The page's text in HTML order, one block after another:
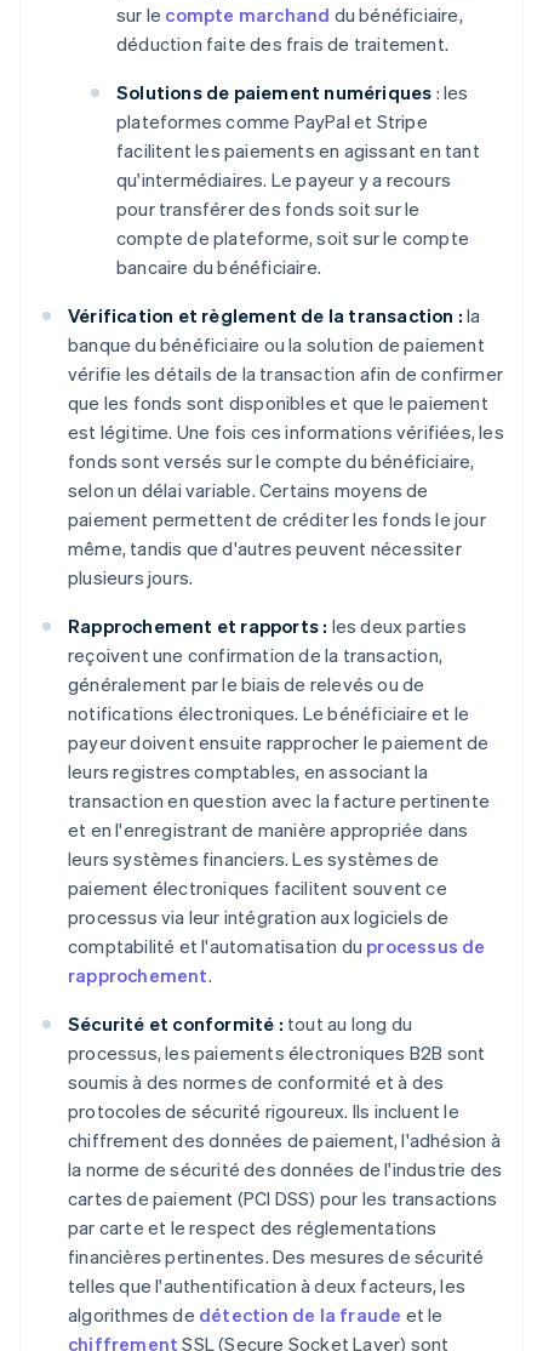
sur le compte marchand du bénéficiaire,
déduction faite des frais de traitement.
Solutions de paiement numériques : les
plateformes comme PayPal et Stripe
facilitent les paiements en agissant en tant
qu'intermédiaires. Le payeur y a recours
pour transférer des fonds soit sur le
compte de plateforme, soit sur le compte
bancaire du bénéficiaire.
Vérification et règlement de la transaction : la
banque du bénéficiaire ou la solution de paiement
vérifie les détails de la transaction afin de confirmer
que les fonds sont disponibles et que le paiement
est légitime. Une fois ces informations vérifiées, les
fonds sont versés sur le compte du bénéficiaire,
selon un délai variable. Certains moyens de
paiement permettent de créditer les fonds le jour
même, tandis que d'autres peuvent nécessiter
plusieurs jours.
Rapprochement et rapports : les deux parties
reçoivent une confirmation de la transaction,
généralement par le biais de relevés ou de
notifications électroniques. Le bénéficiaire et le
payeur doivent ensuite rapprocher le paiement de
leurs registres comptables, en associant la
transaction en question avec la facture pertinente
et en l'enregistrant de manière appropriée dans
leurs systèmes financiers. Les systèmes de
paiement électroniques facilitent souvent ce
processus via leur intégration aux logiciels de
comptabilité et l'automatisation du processus de
rapprochement.
Sécurité et conformité : tout au long du
processus, les paiements électroniques B2B sont
soumis à des normes de conformité et à des
protocoles de sécurité rigoureux. Ils incluent le
chiffrement des données de paiement, l'adhésion à
la norme de sécurité des données de l'industrie des
cartes de paiement (PCI DSS) pour les transactions
par carte et le respect des réglementations
financières pertinentes. Des mesures de sécurité
telles que l'authentification à deux facteurs, les
algorithmes de détection de la fraude et le
chiffrement SSL (Secure Socket Layer) sont